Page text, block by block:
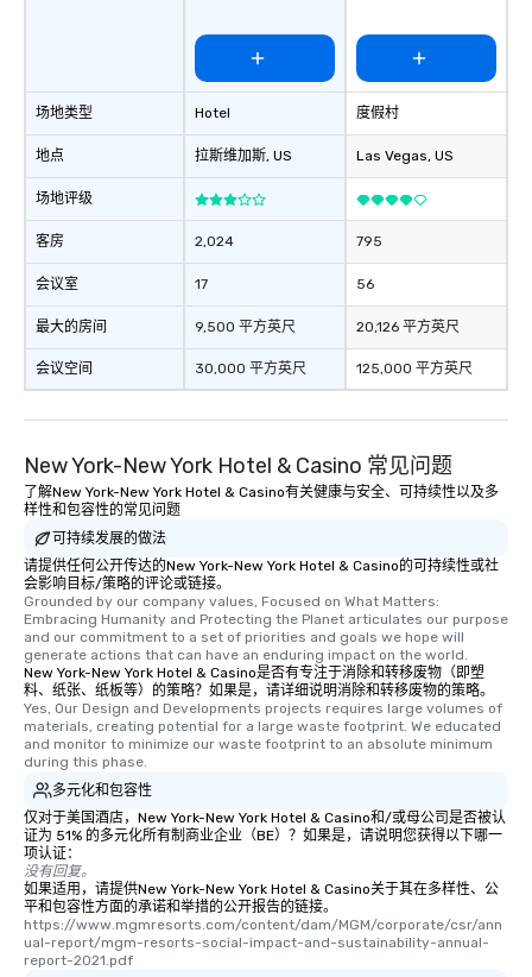
场地类型
地点
场地评级
客房
会议室
最大的房间
会议空间
Hotel
拉斯维加斯, US
2,024
17
9,500 平方英尺
30,000 平方英尺
度假村
Las Vegas, US
795
56
20,126 平方英尺
125,000 平方英尺
New York-New York Hotel & Casino 常见问题
了解New York-New York Hotel & Casino有关健康与安全、可持续性以及多
样性和包容性的常见问题
可持续发展的做法
请提供任何公开传达的New York-New York Hotel & Casino的可持续性或社
会影响目标/策略的评论或链接。
Grounded by our company values, Focused on What Matters:
Embracing Humanity and Protecting the Planet articulates our purpose
and our commitment to a set of priorities and goals we hope will
generate actions that can have an enduring impact on the world.
New York-New York Hotel & Casino是否有专注于消除和转移废物（即塑
料、纸张、纸板等）的策略？如果是，请详细说明消除和转移废物的策略。
Yes, Our Design and Developments projects requires large volumes of
materials, creating potential for a large waste footprint. We educated
and monitor to minimize our waste footprint to an absolute minimum
during this phase.
多元化和包容性
仅对于美国酒店，New York-New York Hotel & Casino和/或母公司是否被认
证为 51% 的多元化所有制商业企业（BE）？如果是，请说明您获得以下哪一
项认证：
没有回复。
如果适用，请提供New York-New York Hotel & Casino关于其在多样性、公
平和包容性方面的承诺和举措的公开报告的链接。
https://www.mgmresorts.com/content/dam/MGM/corporate/csr/ann
ual-report/mgm-resorts-social-impact-and-sustainability-annual-
report-2021.pdf